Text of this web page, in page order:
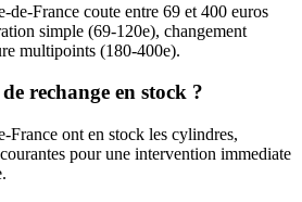
de-France coute entre 69 et 400 euros
simple (69-120e), changement
multipoints (180-400e).
rechange en stock ?
France ont en stock les cylindres,
pour une intervention immediate